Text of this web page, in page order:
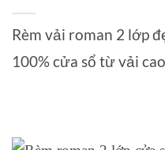
Rèm vải roman 2 lớp
100% cửa sổ từ vải